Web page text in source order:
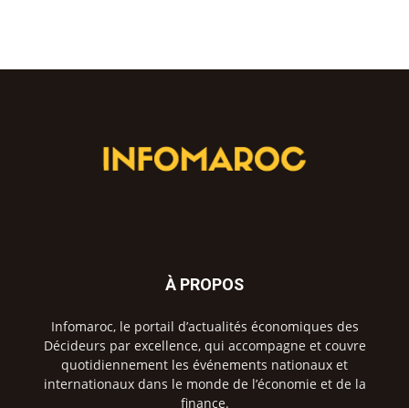
À PROPOS
Infomaroc, le portail d’actualités économiques des
Décideurs par excellence, qui accompagne et couvre
quotidiennement les événements nationaux et
internationaux dans le monde de l’économie et de la
finance.